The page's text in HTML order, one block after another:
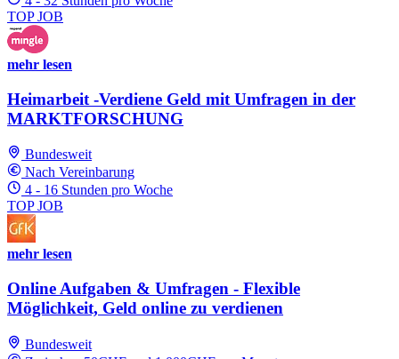
TOP JOB
mehr lesen
Heimarbeit -Verdiene Geld mit Umfragen in der
MARKTFORSCHUNG
Bundesweit
Nach Vereinbarung
4 - 16 Stunden pro Woche
TOP JOB
mehr lesen
Online Aufgaben & Umfragen - Flexible
Möglichkeit, Geld online zu verdienen
Bundesweit